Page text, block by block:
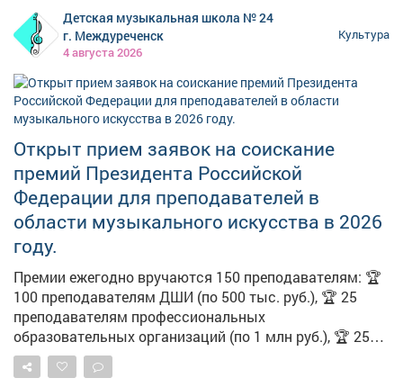
событий. Она проведет вас через все ужасы и
надежды военных лет так, будто вы были там. И в
«видели» ту войну. Приходите, мы расскажем.
Детская музыкальная школа № 24
г. Междуреченск
4 августа 2026
Культура
Открыт прием заявок на соискание
премий Президента Российской
Федерации для преподавателей в
области музыкального искусства в 2026
году.
Премии ежегодно вручаются 150 преподавателям: 🏆
100 преподавателям ДШИ (по 500 тыс. руб.), 🏆 25
преподавателям профессиональных
образовательных организаций (по 1 млн руб.), 🏆 25
преподавателям организаций высшего образования
(по 1 млн руб.). Основными критериями отбора